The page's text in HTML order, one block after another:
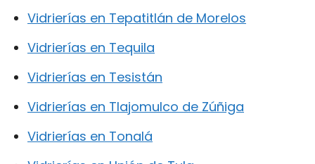
Vidrierías en Tepatitlán de Morelos
Vidrierías en Tequila
Vidrierías en Tesistán
Vidrierías en Tlajomulco de Zúñiga
Vidrierías en Tonalá